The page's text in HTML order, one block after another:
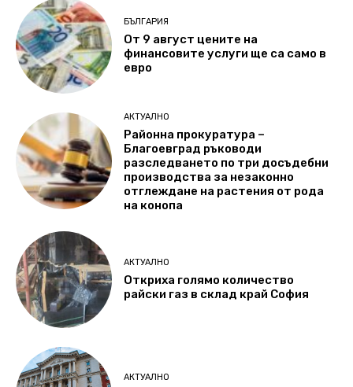
БЪЛГАРИЯ
От 9 август цените на
финансовите услуги ще са само в
евро
АКТУАЛНО
Районна прокуратура –
Благоевград ръководи
разследването по три досъдебни
производства за незаконно
отглеждане на растения от рода
на конопа
АКТУАЛНО
Откриха голямо количество
райски газ в склад край София
АКТУАЛНО